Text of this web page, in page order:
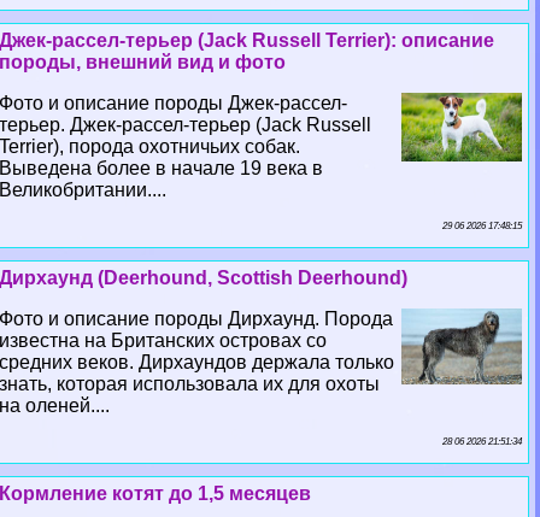
Джек-рассел-терьер (Jack Russell Terrier): описание
породы, внешний вид и фото
Фото и описание породы Джек-рассел-
терьер. Джек-рассел-терьер (Jack Russell
Terrier), порода охотничьих собак.
Выведена более в начале 19 века в
Великобритании....
29 06 2026 17:48:15
Дирхаунд (Deerhound, Scottish Deerhound)
Фото и описание породы Дирхаунд. Порода
известна на Британских островах со
средних веков. Дирхаундов держала только
знать, которая использовала их для охоты
на оленей....
28 06 2026 21:51:34
Кормление котят до 1,5 месяцев